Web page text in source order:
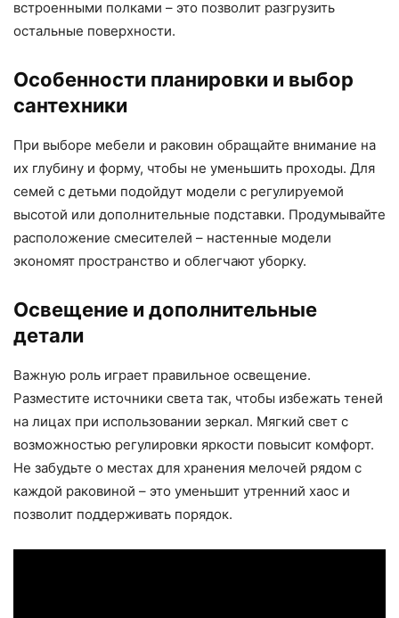
встроенными полками – это позволит разгрузить
остальные поверхности.
Особенности планировки и выбор
сантехники
При выборе мебели и раковин обращайте внимание на
их глубину и форму, чтобы не уменьшить проходы. Для
семей с детьми подойдут модели с регулируемой
высотой или дополнительные подставки. Продумывайте
расположение смесителей – настенные модели
экономят пространство и облегчают уборку.
Освещение и дополнительные
детали
Важную роль играет правильное освещение.
Разместите источники света так, чтобы избежать теней
на лицах при использовании зеркал. Мягкий свет с
возможностью регулировки яркости повысит комфорт.
Не забудьте о местах для хранения мелочей рядом с
каждой раковиной – это уменьшит утренний хаос и
позволит поддерживать порядок.